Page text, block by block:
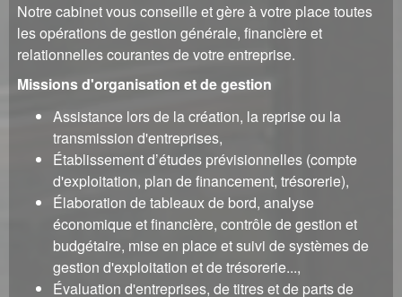
Notre cabinet vous conseille et gère à votre place toutes
les opérations de gestion générale, financière et
relationnelles courantes de votre entreprise.
Missions d'organisation et de gestion
Assistance lors de la création, la reprise ou la
transmission d'entreprises,
Établissement d’études prévisionnelles (compte
d'exploitation, plan de financement, trésorerie),
Élaboration de tableaux de bord, analyse
économique et financière, contrôle de gestion et
budgétaire, mise en place et suivi de systèmes de
gestion d'exploitation et de trésorerie...,
Évaluation d'entreprises, de titres et de parts de